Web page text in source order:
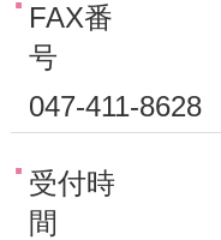
FAX番
号
047-411-8628
受付時
間